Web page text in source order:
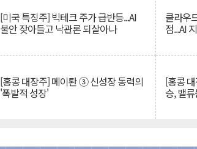
[미국 특징주] 빅테크 주가 급반등...AI
불안 잦아들고 낙관론 되살아나
클라우
점...AI
[홍콩 대장주] 메이퇀 ③ 신성장 동력의
'폭발적 성장'
[홍콩
승, 밸